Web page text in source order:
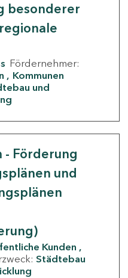
besonderer
Fördernehmer:
Kommunen
und
- Förderung
und
Kunden
Städtebau